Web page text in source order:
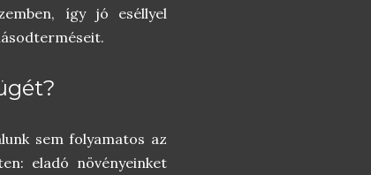
így jó eséllyel
sem folyamatos az
eladó növényeinket